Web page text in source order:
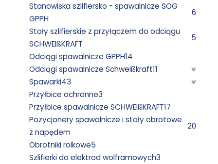
Stanowiska szlifiersko - spawalnicze SOG
GPPH
6
Stoły szlifierskie z przyłączem do odciągu
SCHWEIßKRAFT
5
Odciągi spawalnicze GPPH14
Odciągi spawalnicze Schweißkraft11
Spawarki43
Przyłbice ochronne3
Przyłbice spawalnicze SCHWEIßKRAFT17
Pozycjonery spawalnicze i stoły obrotowe
z napędem
20
Obrotniki rolkowe5
Szlifierki do elektrod wolframowych3